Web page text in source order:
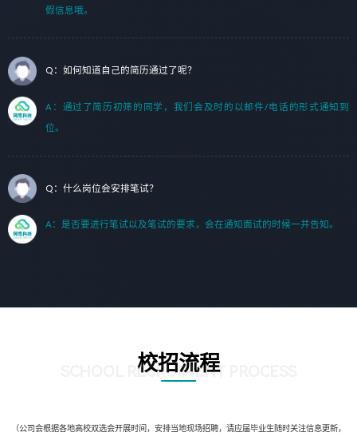
假信息哦。
Q：如何知道自己的简历通过了呢？
A：通过了简历初筛的同学，我们会及时的以邮件/电话的形式通知到
位。
Q：什么岗位会安排笔试？
A：是否要进行笔试以及笔试的要求，会在通知面试的时候一并告知。
校招流程
SCHOOL RECRUIMENT PROCESS
（公司会根据各地高校双选会开展时间，安排当地现场招聘，请应届毕业生随时关注信息更新，